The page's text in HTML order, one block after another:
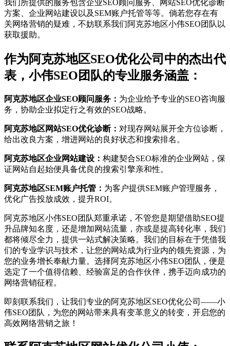
我们所提供的服务包含企业SEO顾问服务、网站SEO优化诊断
方案、企业网站建设以及SEM账户托管等等。倘若您存在有
关网络营销的疑难，不妨联系我们阿克苏地区小伟SEO团队以
获取援助。
作为阿克苏地区SEO优化公司中的杰出代
表，小伟SEO团队的专业服务涵盖：
阿克苏地区企业SEO顾问服务： 为企业给予专业的SEO咨询服
务，协助企业拟定行之有效的SEO战略。
阿克苏地区网站SEO优化诊断： 对现存网站展开全方位诊断，
给出改良方案，增进网站的良好状态和搜索排名。
阿克苏地区企业网站建设： 构建契合SEO标准的企业网站，保
证网站自起始便具备优良的搜索引擎亲和性。
阿克苏地区SEM账户托管： 为客户提供SEM账户管理服务，
优化广告投放成效，提升ROI。
阿克苏地区小伟SEO团队郑重承诺，不管您是期望借助SEO提
升品牌知名度，还是增加网站流量，亦或是提高转化率，我们
都将倾尽全力，提供一站式解决策略。我们的目标在于凭借我
们的专业学识与技术，让您的网站成为行业内的领先资源，为
您的业务增长奉献力量。选择阿克苏地区小伟SEO团队，便是
选定了一个值得信赖、经验富足的合作伙伴，携手迈向成功的
网络营销征程。
即刻联系我们，让我们专业的阿克苏地区SEO优化公司——小
伟SEO团队，为您的网站带来具有变革意义的转变，开启您的
高效网络营销之旅！